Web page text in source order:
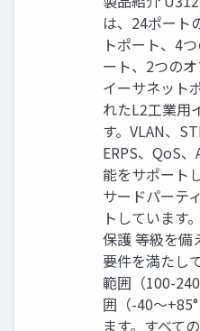
は、24ポート
トポート、4
ート、2つの
イーサネット
れたL2工業用
す。VLAN、
ERPS、QoS
能をサポート
サードパーテ
トしています
保護 等級を備
要件を満たし
範囲（100-
囲（-40〜
ます。すべて